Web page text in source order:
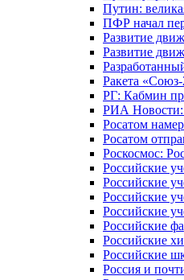
Путин:
ПФР начал
Развитие
Развитие
Ракета
РГ: Кабмин
РИА Новости:
Росатом
Росатом
Роскосмос:
Российские
Российские
Российские
Российские
Российские
Российские
Российские
Россия и